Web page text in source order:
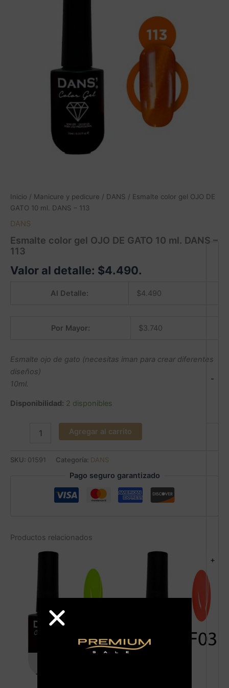
Inicio / Manicure y pedicure / DANS / Esmalte color gel OJO DE
GATO 10 ml. DANS – 113
DANS
Esmalte color gel OJO DE GATO 10 ml. DANS –
113
Valor al detalle: $4.490.
Al Detalle: $4.490
Por Mayor: $3.740
Esmalte ojo de gato (necesitas iman para crear diferentes
diseños)
10ml.
Disponibilidad: 2 disponibles
-
+
Agregar al carrito
SKU: 01591 Categoría: DANS
Pago seguro garantizado
Productos relacionados